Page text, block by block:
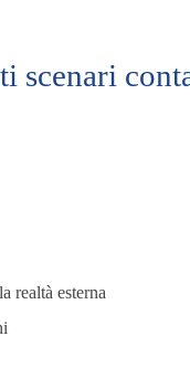
scenari
realtà esterna